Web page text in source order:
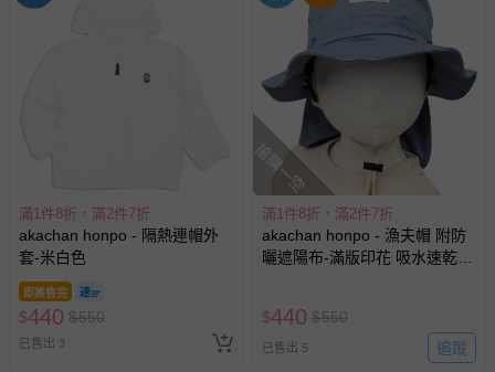
滿1件8折，滿2件7折
akachan honpo - 隔熱連帽外
套-米白色
即將售完
$440 $550
已售出 3
搶購一空
滿1件8折，滿2件7折
akachan honpo - 漁夫帽 附防
曬遮陽布-滿版印花 吸水速乾-
$440 $550
已售出 5 追蹤